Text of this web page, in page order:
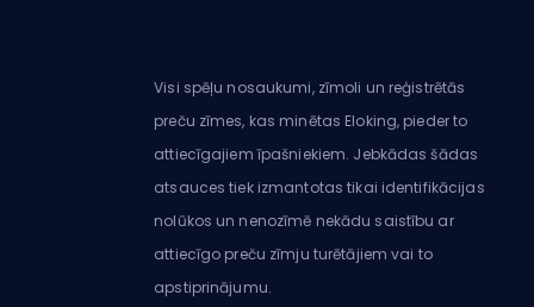
Visi spēļu nosaukumi, zīmoli un reģistrētās
preču zīmes, kas minētas Eloking, pieder to
attiecīgajiem īpašniekiem. Jebkādas šādas
atsauces tiek izmantotas tikai identifikācijas
nolūkos un nenozīmē nekādu saistību ar
attiecīgo preču zīmju turētājiem vai to
apstiprinājumu.